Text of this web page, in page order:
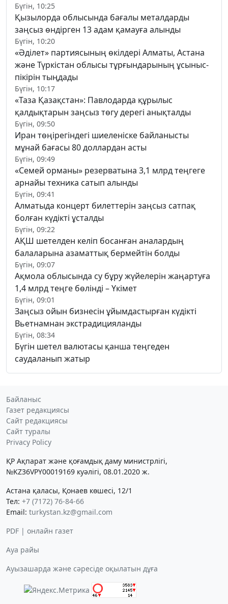
Бүгін, 10:25
Қызылорда облысында бағалы металдарды
заңсыз өндірген 13 адам қамауға алынды
Бүгін, 10:20
«Әділет» партиясының өкілдері Алматы, Астана
және Түркістан облысы тұрғындарының ұсыныс-
пікірін тыңдады
Бүгін, 10:17
«Таза Қазақстан»: Павлодарда құрылыс
қалдықтарын заңсыз төгу дерегі анықталды
Бүгін, 09:50
Иран төңірегіндегі шиеленіске байланысты
мұнай бағасы 80 доллардан асты
Бүгін, 09:49
«Семей орманы» резерватына 3,1 млрд теңгеге
арнайы техника сатып алынды
Бүгін, 09:41
Алматыда концерт билеттерін заңсыз сатпақ
болған күдікті ұсталды
Бүгін, 09:22
АҚШ шетелден келіп босанған аналардың
балаларына азаматтық бермейтін болды
Бүгін, 09:07
Ақмола облысында су бұру жүйелерін жаңартуға
1,4 млрд теңге бөлінді – Үкімет
Бүгін, 09:01
Заңсыз ойын бизнесін ұйымдастырған күдікті
Вьетнамнан экстрадицияланды
Бүгін, 08:34
Бүгін шетел валютасы қанша теңгеден
саудаланып жатыр
Байланыс
Газет редакциясы
Сайт редакциясы
Сайт туралы
Privacy Policy
ҚР Ақпарат және қоғамдық даму министрлігі,
№KZ36VPY00019169 куәлігі, 08.01.2020 ж.
Астана қаласы, Қонаев көшесі, 12/1
Тел: +7 (7172) 76-84-66
Email: turkystan.kz@gmail.com
PDF | онлайн газет
Ауа райы
Ауызашарда және сәресіде оқылатын дұға